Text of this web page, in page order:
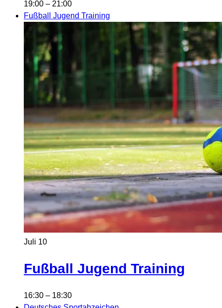
19:00 – 21:00
Fußball Jugend Training
Juli 10
Fußball Jugend Training
16:30 – 18:30